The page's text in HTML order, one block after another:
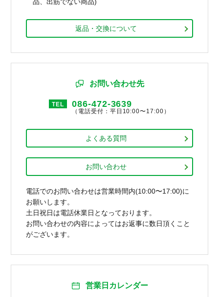
返品・交換について
お問い合わせ先
TEL 086-472-3639
（電話受付：平日10:00〜17:00）
よくある質問
お問い合わせ
電話でのお問い合わせは営業時間内(10:00〜17:00)に
お願いします。
土日祝日は電話休業日となっております。
お問い合わせの内容によってはお返事に数日頂くこと
がございます。
営業日カレンダー